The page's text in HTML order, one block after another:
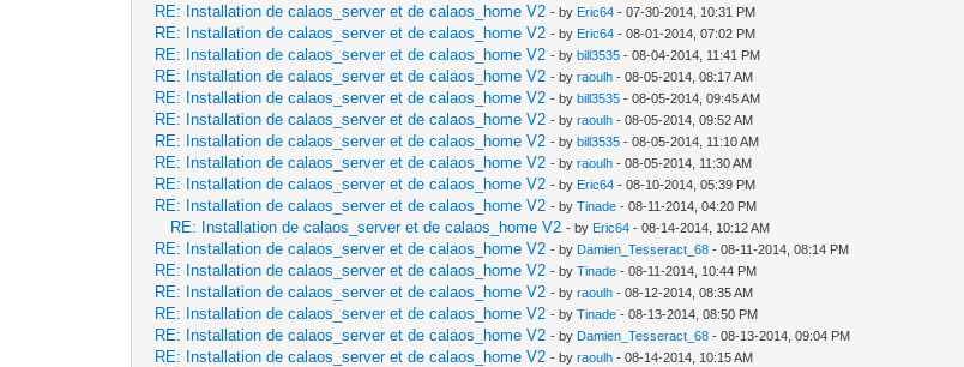
RE: Installation de calaos_server et de calaos_home V2 - by Eric64 - 07-30-2014, 10:31 PM
RE: Installation de calaos_server et de calaos_home V2 - by Eric64 - 08-01-2014, 07:02 PM
RE: Installation de calaos_server et de calaos_home V2 - bybill3535 - 08-04-2014, 11:41 PM
RE: Installation de calaos_server et de calaos_home V2 - byraoulh - 08-05-2014, 08:17 AM
RE: Installation de calaos_server et de calaos_home V2 - bybill3535 - 08-05-2014, 09:45 AM
RE: Installation de calaos_server et de calaos_home V2 - byraoulh - 08-05-2014, 09:52 AM
RE: Installation de calaos_server et de calaos_home V2 - bybill3535 - 08-05-2014, 11:10 AM
RE: Installation de calaos_server et de calaos_home V2 - byraoulh - 08-05-2014, 11:30 AM
RE: Installation de calaos_server et de calaos_home V2 - by Eric64 - 08-10-2014, 05:39 PM
RE: Installation de calaos_server et de calaos_home V2 - byTinade - 08-11-2014, 04:20 PM
RE: Installation de calaos_server et de calaos_home V2 - by Eric64 - 08-14-2014, 10:12 AM
RE: Installation de calaos_server et de calaos_home V2 - by Damien_Tesseract_68 - 08-11-2014, 08:14 PM
RE: Installation de calaos_server et de calaos_home V2 - byTinade - 08-11-2014, 10:44 PM
RE: Installation de calaos_server et de calaos_home V2 - byraoulh - 08-12-2014, 08:35 AM
RE: Installation de calaos_server et de calaos_home V2 - byTinade - 08-13-2014, 08:50 PM
RE: Installation de calaos_server et de calaos_home V2 - by Damien_Tesseract_68 - 08-13-2014, 09:04 PM
RE: Installation de calaos_server et de calaos_home V2 - byraoulh - 08-14-2014, 10:15 AM